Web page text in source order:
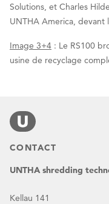
Solutions, et Charles
UNTHA America, devant
Image 3+4 : Le RS100
usine de recyclage
CONTACT
UNTHA shredding
Kellau 141